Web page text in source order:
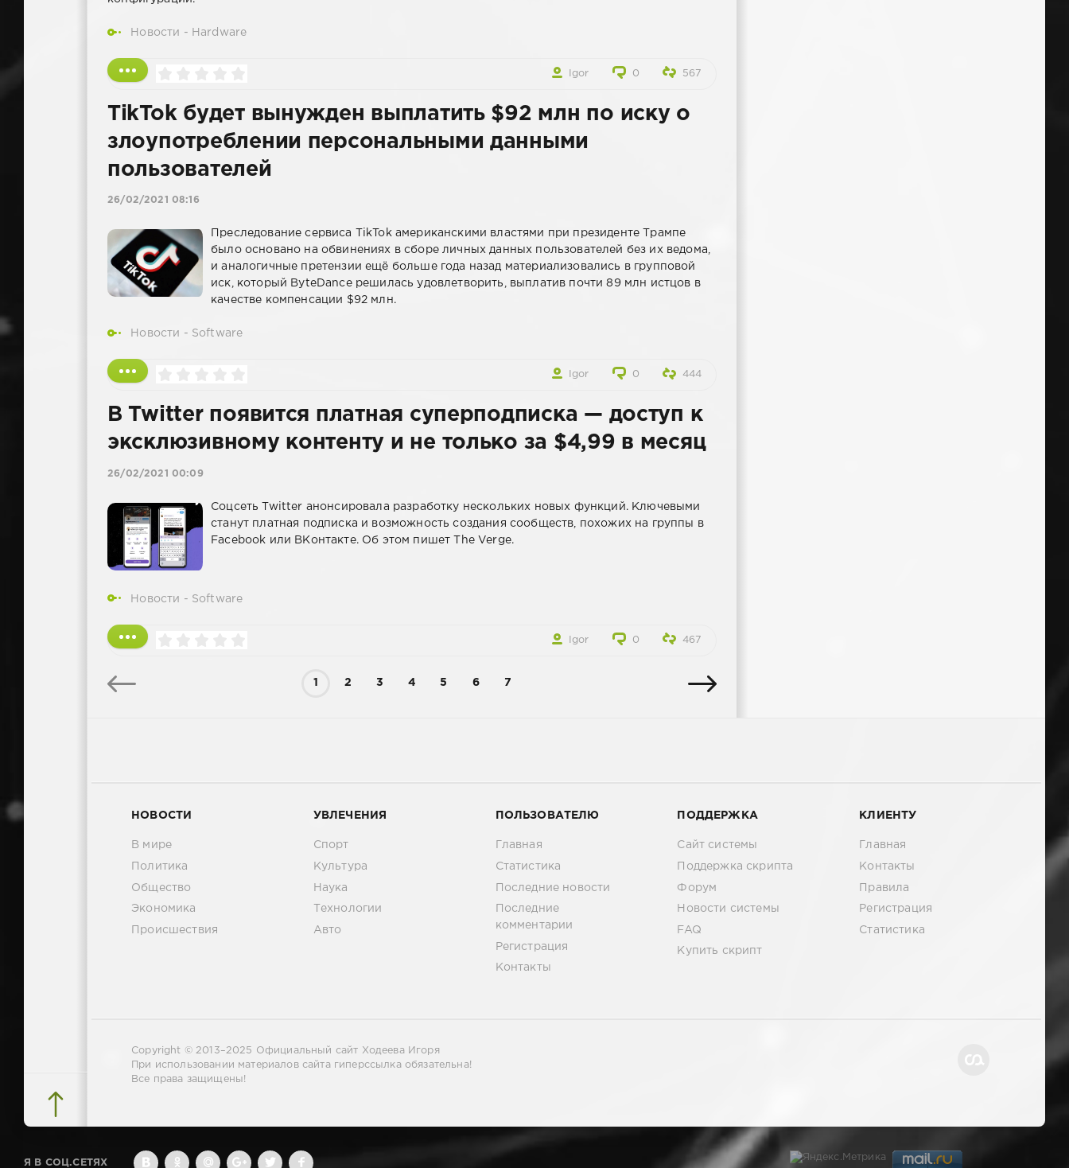
Новости - Hardware
Igor 0 567
TikTok будет вынужден выплатить $92 млн по иску о
злоупотреблении персональными данными
пользователей
26/02/2021 08:16
Преследование сервиса TikTok американскими властями при президенте Трампе
было основано на обвинениях в сборе личных данных пользователей без их ведома,
и аналогичные претензии ещё больше года назад материализовались в групповой
иск, который ByteDance решилась удовлетворить, выплатив почти 89 млн истцов в
качестве компенсации $92 млн.
Новости - Software
Igor 0 444
В Twitter появится платная суперподписка — доступ к
эксклюзивному контенту и не только за $4,99 в месяц
26/02/2021 00:09
Соцсеть Twitter анонсировала разработку нескольких новых функций. Ключевыми
станут платная подписка и возможность создания сообществ, похожих на группы в
Facebook или ВКонтакте. Об этом пишет The Verge.
Новости - Software
Igor 0 467
1 2 3 4 5 6 7
НОВОСТИ
В мире
Политика
Общество
Экономика
Происшествия
УВЛЕЧЕНИЯ
Спорт
Культура
Наука
Технологии
Авто
ПОЛЬЗОВАТЕЛЮ
Главная
Статистика
Последние новости
Последние
комментарии
Регистрация
Контакты
ПОДДЕРЖКА
Сайт системы
Поддержка скрипта
Форум
Новости системы
FAQ
Купить скрипт
КЛИЕНТУ
Главная
Контакты
Правила
Регистрация
Статистика
Copyright © 2013–2025
Официальный сайт Ходеева Игоря
При использовании материалов сайта гиперссылка обязательна!
Все права защищены!
Я В СОЦ.СЕТЯХ